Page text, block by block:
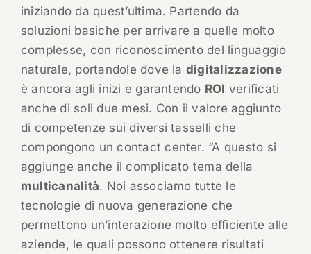
iniziando da quest’ultima. Partendo da
soluzioni basiche per arrivare a quelle molto
complesse, con riconoscimento del linguaggio
naturale, portandole dove la digitalizzazione
è ancora agli inizi e garantendo ROI verificati
anche di soli due mesi. Con il valore aggiunto
di competenze sui diversi tasselli che
compongono un contact center. “A questo si
aggiunge anche il complicato tema della
multicanalità. Noi associamo tutte le
tecnologie di nuova generazione che
permettono un’interazione molto efficiente alle
aziende, le quali possono ottenere risultati